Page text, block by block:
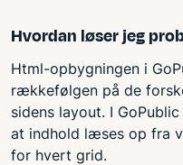
Hvordan løser jeg
Html-opbygningen i
rækkefølgen på de
sidens layout. I
at indhold læses op fra
for hvert grid.